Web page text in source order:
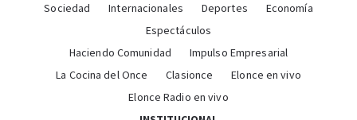
Sociedad
Internacionales Deportes
Economía
Espectáculos
Haciendo Comunidad
Impulso Empresarial
La Cocina del Once
Clasionce
Elonce en vivo
Elonce Radio en vivo